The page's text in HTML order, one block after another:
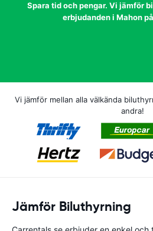
Spara tid och pengar. Vi jämför
erbjudanden i Mahon
Vi jämför mellan alla välkända
andra!
Jämför Biluthyrning